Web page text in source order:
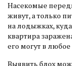
Насекомые
живут, а только
на лодыжках,
квартира
его могут в любое
Выявить блох